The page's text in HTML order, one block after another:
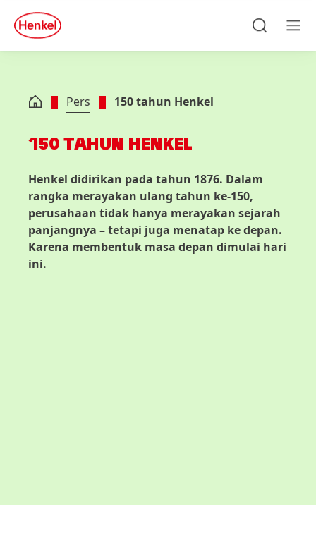
Skip to footer
quick
search
Pers 150 tahun Henkel
150 TAHUN HENKEL
Henkel didirikan pada tahun 1876. Dalam
rangka merayakan ulang tahun ke-150,
perusahaan tidak hanya merayakan sejarah
panjangnya – tetapi juga menatap ke depan.
Karena membentuk masa depan dimulai hari
ini.